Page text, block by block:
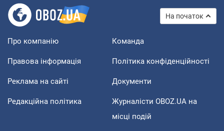
На початок
Про компанію Команда
Правова інформація Політика конфіденційності
Реклама на сайті Документи
Редакційна політика
Журналісти OBOZ.UA на
місці подій